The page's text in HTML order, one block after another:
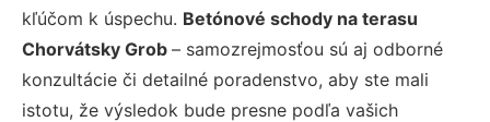
kľúčom k úspechu. Betónové schody na terasu
Chorvátsky Grob – samozrejmosťou sú aj odborné
konzultácie či detailné poradenstvo, aby ste mali
istotu, že výsledok bude presne podľa vašich